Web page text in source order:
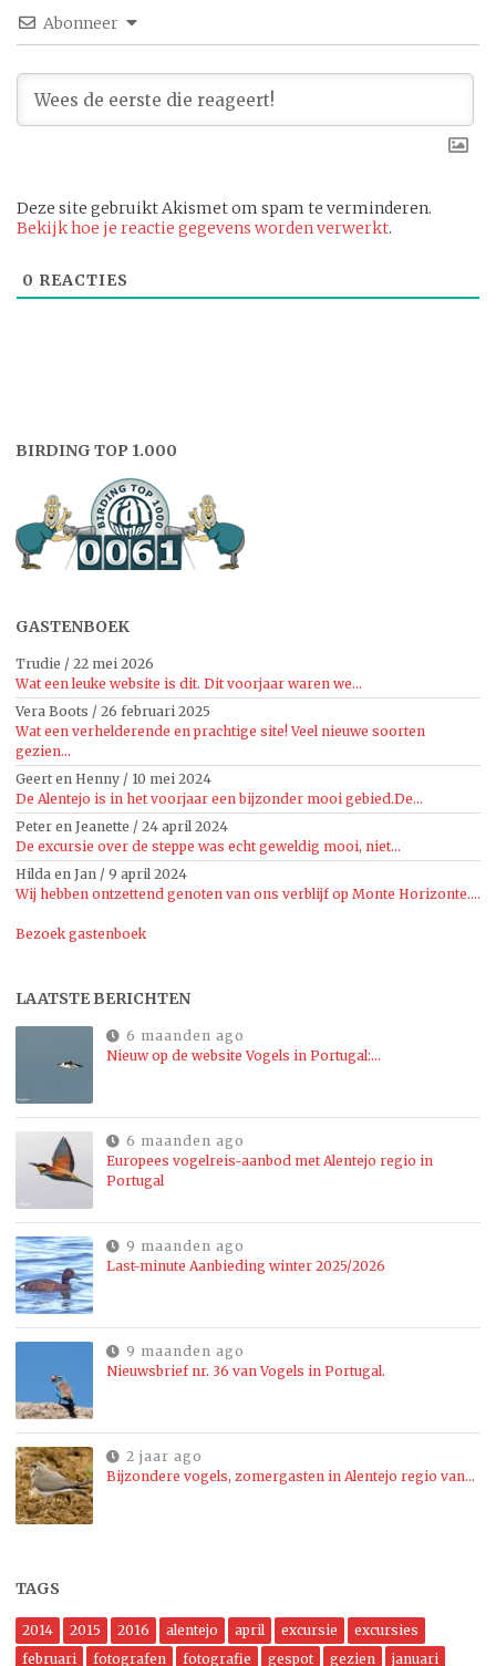
Abonneer
Deze site gebruikt Akismet om spam te verminderen.
Bekijk hoe je reactie gegevens worden verwerkt.
0 REACTIES
BIRDING TOP 1.000
GASTENBOEK
Trudie / 22 mei 2026
Wat een leuke website is dit. Dit voorjaar waren we...
Vera Boots / 26 februari 2025
Wat een verhelderende en prachtige site! Veel nieuwe soorten
gezien...
Geert en Henny / 10 mei 2024
De Alentejo is in het voorjaar een bijzonder mooi gebied.De...
Peter en Jeanette / 24 april 2024
De excursie over de steppe was echt geweldig mooi, niet...
Hilda en Jan / 9 april 2024
Wij hebben ontzettend genoten van ons verblijf op Monte Horizonte....
Bezoek gastenboek
LAATSTE BERICHTEN
6 maanden ago
Nieuw op de website Vogels in Portugal:…
6 maanden ago
Europees vogelreis-aanbod met Alentejo regio in
Portugal
9 maanden ago
Last-minute Aanbieding winter 2025/2026
9 maanden ago
Nieuwsbrief nr. 36 van Vogels in Portugal.
2 jaar ago
Bijzondere vogels, zomergasten in Alentejo regio van…
TAGS
2014 2015 2016 alentejo april excursie
excursies
februari
fotografen fotografie gespot gezien
januari